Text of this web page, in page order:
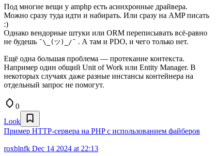
Под многие вещи у amphp есть асинхронные драйвера.
Можно сразу туда идти и набирать. Или сразу на AMP писать
:)
Однако вендорные штуки или ORM переписывать всё-равно
не будешь ¯\_(ツ)_/¯ . А там и PDO, и чего только нет.
Ещё одна большая проблема — протекание контекста.
Например один общий Unit of Work или Entity Manager. В
некоторых случаях даже разные инстансы контейнера на
отдельный запрос не помогут.
0
Look
Пример HTTP-сервера на PHP с использованием файберов
roxblnfk Dec 14 2024 at 22:13